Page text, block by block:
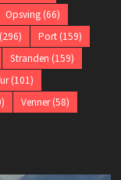
Opsving(66)
Port(159)
Stranden (159)
(101)
Venner(58)